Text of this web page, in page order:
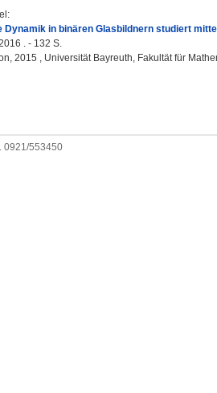
:
Dynamik in binären Glasbildnern studiert
. - 132 S.
2015 , Universität Bayreuth, Fakultät für
0921/553450